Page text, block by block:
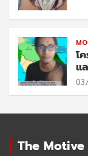
โ
แ
The Motive